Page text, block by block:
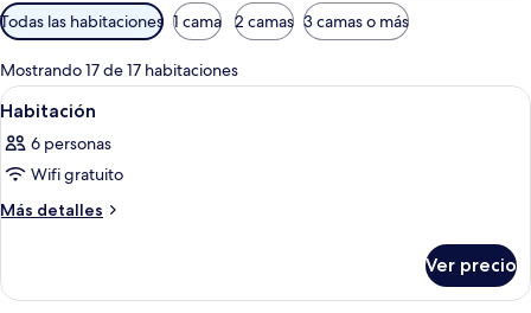
Filtros
disponibles
para
las
habitaciones
Todas las habitaciones 1 cama 2 camas 3 camas o más
Mostrando 17 de 17 habitaciones
Abrir
todas
las
fotos
de
Un dormitorio con un espejo
13
Habitación
6 personas
Wifi gratuito
Más detalles
Más
Ver precio